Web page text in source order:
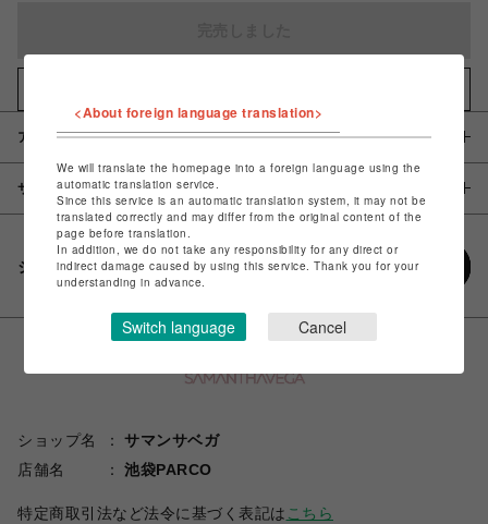
アイテム説明 / 素材
サイズ
シェアする
ショップ名
サマンサベガ
店舗名
池袋PARCO
特定商取引法など法令に基づく表記は こちら
<About foreign language translation>
We will translate the homepage into a foreign language using the
automatic translation service.
Since this service is an automatic translation system, it may not be
translated correctly and may differ from the original content of the
page before translation.
In addition, we do not take any responsibility for any direct or
indirect damage caused by using this service. Thank you for your
understanding in advance.
Switch language Cancel